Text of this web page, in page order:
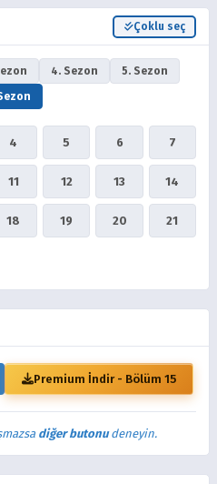
Çoklu seç
4. Sezon
5. Sezon
4 5 6 7
11 12 13 14
18 19 20 21
Premium İndir - Bölüm 15
diğer butonudeneyin.